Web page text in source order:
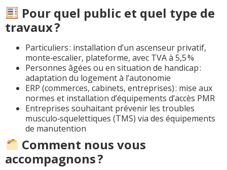
Pour quel public et quel type de
travaux ?
Particuliers : installation d’un ascenseur privatif,
monte‑escalier, plateforme, avec TVA à 5,5 %
Personnes âgées ou en situation de handicap :
adaptation du logement à l’autonomie
ERP (commerces, cabinets, entreprises) : mise aux
normes et installation d’équipements d’accès PMR
Entreprises souhaitant prévenir les troubles
musculo‑squelettiques (TMS) via des équipements
de manutention
Comment nous vous
accompagnons ?